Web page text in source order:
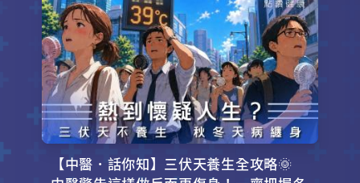
【中醫．話你知】三伏天養生全攻略🌞